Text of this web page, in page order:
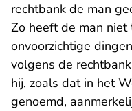
rechtbank de man
Zo heeft de man
onvoorzichtige
volgens de
hij, zoals dat in het
genoemd,